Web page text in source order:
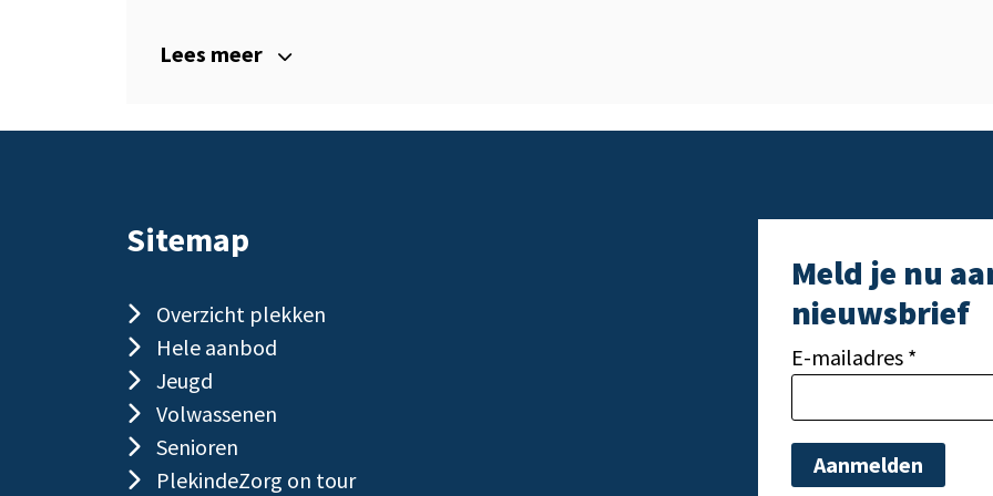
Lees meer
Sitemap
Overzicht plekken
Hele aanbod
Jeugd
Volwassenen
Senioren
PlekindeZorg on tour
Meld je nu
nieuwsbrief
E-mailadres *